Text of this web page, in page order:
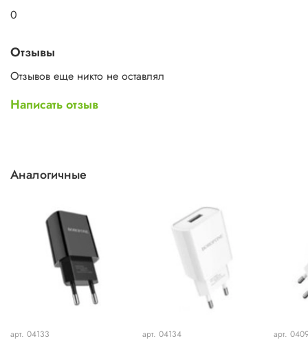
0
Отзывы
Отзывов еще никто не оставлял
Написать отзыв
Аналогичные
арт. 04133 арт. 04134 арт.